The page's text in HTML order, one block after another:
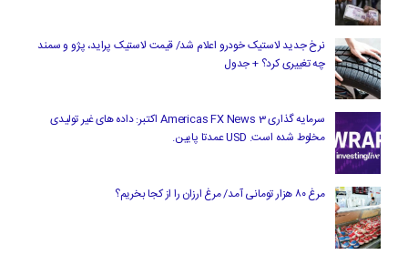
نرخ جدید لاستیک خودرو اعلام شد/ قیمت لاستیک پراید، پژو و سمند
چه تغییری کرد؟ + جدول
سرمایه گذاری Americas FX News 3 اکتبر: داده های غیر تولیدی
مخلوط شده است. USD عمدتا پایین.
مرغ ۸۰ هزار تومانی آمد/ مرغ ارزان را از کجا بخریم؟